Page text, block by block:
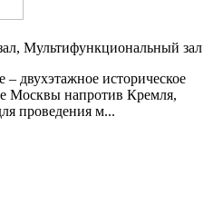
Мультифункциональный зал
двухэтажное историческое
Москвы напротив Кремля,
проведения м...